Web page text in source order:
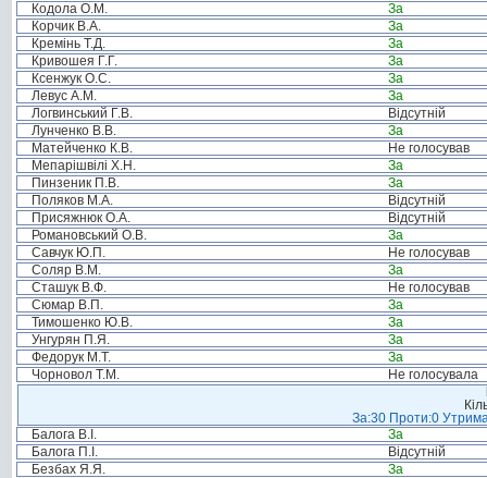
Кодола О.М.
За
Корчик В.А.
За
Кремінь Т.Д.
За
Кривошея Г.Г.
За
Ксенжук О.С.
За
Левус А.М.
За
Логвинський Г.В.
Відсутній
Лунченко В.В.
За
Матейченко К.В.
Не голосував
Мепарішвілі Х.Н.
За
Пинзеник П.В.
За
Поляков М.А.
Відсутній
Присяжнюк О.А.
Відсутній
Романовський О.В.
За
Савчук Ю.П.
Не голосував
Соляр В.М.
За
Сташук В.Ф.
Не голосував
Сюмар В.П.
За
Тимошенко Ю.В.
За
Унгурян П.Я.
За
Федорук М.Т.
За
Чорновол Т.М.
Не голосувала
За:30 Проти:0
Балога В.І.
За
Балога П.І.
Відсутній
Безбах Я.Я.
За